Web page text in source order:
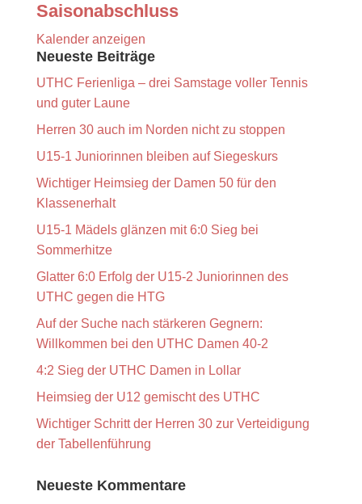
Saisonabschluss
Kalender anzeigen
Neueste Beiträge
UTHC Ferienliga – drei Samstage voller Tennis
und guter Laune
Herren 30 auch im Norden nicht zu stoppen
U15-1 Juniorinnen bleiben auf Siegeskurs
Wichtiger Heimsieg der Damen 50 für den
Klassenerhalt
U15-1 Mädels glänzen mit 6:0 Sieg bei
Sommerhitze
Glatter 6:0 Erfolg der U15-2 Juniorinnen des
UTHC gegen die HTG
Auf der Suche nach stärkeren Gegnern:
Willkommen bei den UTHC Damen 40-2
4:2 Sieg der UTHC Damen in Lollar
Heimsieg der U12 gemischt des UTHC
Wichtiger Schritt der Herren 30 zur Verteidigung
der Tabellenführung
Neueste Kommentare